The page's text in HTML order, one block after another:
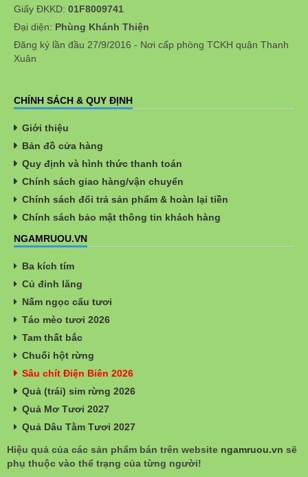
Giấy ĐKKD: 01F8009741
Đại diện: Phùng Khánh Thiện
Đăng ký lần đầu 27/9/2016 - Nơi cấp phòng TCKH quận Thanh
Xuân
CHÍNH SÁCH & QUY ĐỊNH
Giới thiệu
Bản đồ cửa hàng
Quy định và hình thức thanh toán
Chính sách giao hàng/vận chuyển
Chính sách đổi trả sản phẩm & hoàn lại tiền
Chính sách bảo mật thông tin khách hàng
NGAMRUOU.VN
Ba kích tím
Củ đinh lăng
Nấm ngọc cẩu tươi
Táo mèo tươi 2026
Tam thất bắc
Chuối hột rừng
Sâu chít Điện Biên 2026
Quả (trái) sim rừng 2026
Quả Mơ Tươi 2027
Quả Dâu Tằm Tươi 2027
Hiệu quả của các sản phẩm bán trên website ngamruou.vn sẽ
phụ thuộc vào thể trạng của từng người!